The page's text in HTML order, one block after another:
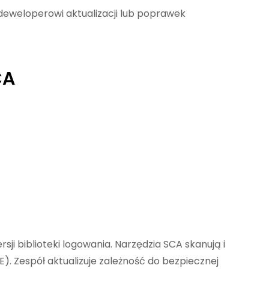
aktualizacji lub poprawek
biblioteki logowania. Narzędzia SCA skanują i
Zespół aktualizuje zależność do bezpiecznej